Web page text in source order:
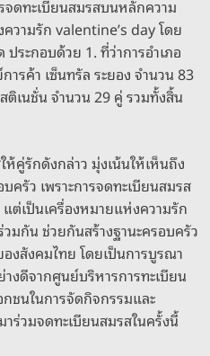
จดทะเบียนสมรสบนหลักความ
วามรัก valentine’s day โดย
ระกอบด้วย 1. ที่ว่าการอำเภอ
ารค้า เซ็นทรัล ระยอง จำนวน 83
เนชั่น จำนวน 29 คู่ รวมทั้งสิ้น
คู่รักดังกล่าว มุ่งเน้นให้เห็นถึง
รัว เพราะการจดทะเบียนสมรส
ต่เป็นเครื่องหมายแห่งความรัก
มกัน ช่วยกันสร้างฐานะครอบครัว
งสังคมไทย โดยเป็นการบูรณา
งดีจากศูนย์บริหารการทะเบียน
กชนในการจัดกิจกรรมและ
ร่วมจดทะเบียนสมรสในครั้งนี้